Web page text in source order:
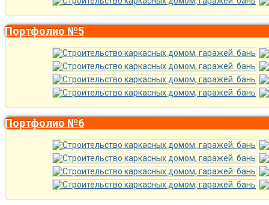
Портфолио №5
Портфолио №6